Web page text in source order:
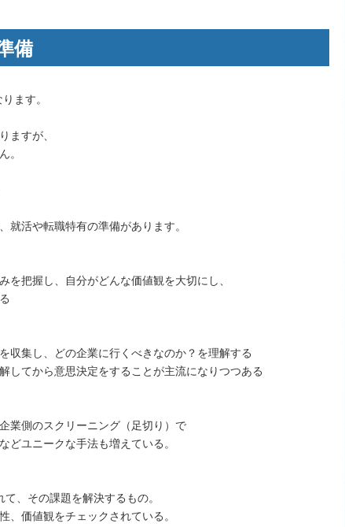
備
ます。
ますが、
。
就活や転職特有の準備があります。
把握し、自分がどんな価値観を大切にし、
集し、どの企業に行くべきなのか？を理解する
してから意思決定をすることが主流になりつつある
業側のスクリーニング（足切り）で
ユニークな手法も増えている。
、その課題を解決するもの。
価値観をチェックされている。